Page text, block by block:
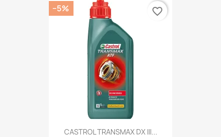
CASTROL TRANSMAX DX III...
−5% favorite_border